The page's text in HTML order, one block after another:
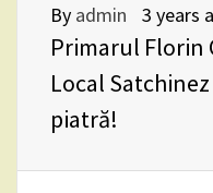
By admin 3 years
Primarul Florin
Local
piatră!